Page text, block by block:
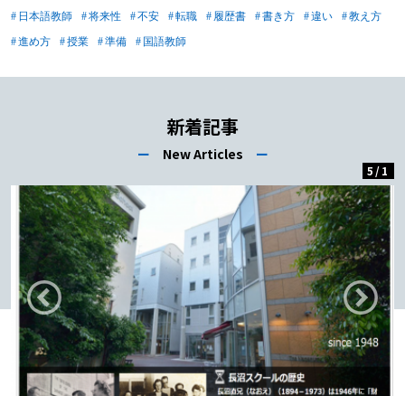
の転職｜履歴書の書き方2】氏名 【日
書の書き方4】住所 【日本語教師への
【日本語教師への転職｜履歴書の書き
方6】メールアドレス 【日本語教師へ
の転職｜履歴書の書き方7】写真 【日
本語教師への転職｜履歴書の書き方
8】学歴 【日本語教師への転職｜履歴
書の書き方9】職歴 【日本語教師への
転職｜履歴書の書き方10】免許・資格
【日本語教師への転職｜履歴書の書き
方11】志望動機 【日本語教師への転
職｜履歴書の書き方12】通勤時間
【日本語教師への転職｜履歴書の書き
方13】趣味・特技 【日本語教師への
転職｜履歴書の書き方14】配偶者欄・
日本語教師 将来性 不安 転職 履歴書 書き方 違い
教え方
進め方
授業 準備 国語教師
新着記事
ー New Articles ー
5 /1